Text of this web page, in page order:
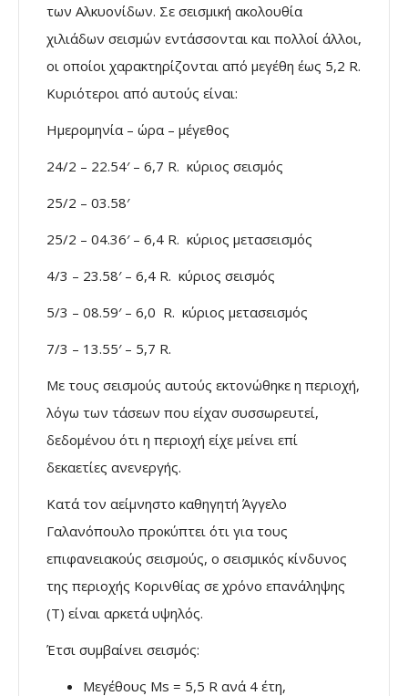
των Αλκυονίδων. Σε σεισμική ακολουθία
χιλιάδων σεισμών εντάσσονται και πολλοί άλλοι,
οι οποίοι χαρακτηρίζονται από μεγέθη έως 5,2 R.
Κυριότεροι από αυτούς είναι:
Ημερομηνία – ώρα – μέγεθος
24/2 – 22.54′ – 6,7 R. κύριος σεισμός
25/2 – 03.58′
25/2 – 04.36′ – 6,4 R. κύριος μετασεισμός
4/3 – 23.58′ – 6,4 R. κύριος σεισμός
5/3 – 08.59′ – 6,0 R. κύριος μετασεισμός
7/3 – 13.55′ – 5,7 R.
Με τους σεισμούς αυτούς εκτονώθηκε η περιοχή,
λόγω των τάσεων που είχαν συσσωρευτεί,
δεδομένου ότι η περιοχή είχε μείνει επί
δεκαετίες ανενεργής.
Κατά τον αείμνηστο καθηγητή Άγγελο
Γαλανόπουλο προκύπτει ότι για τους
επιφανειακούς σεισμούς, ο σεισμικός κίνδυνος
της περιοχής Κορινθίας σε χρόνο επανάληψης
(Τ) είναι αρκετά υψηλός.
Έτσι συμβαίνει σεισμός:
Μεγέθους Ms = 5,5 R ανά 4 έτη,